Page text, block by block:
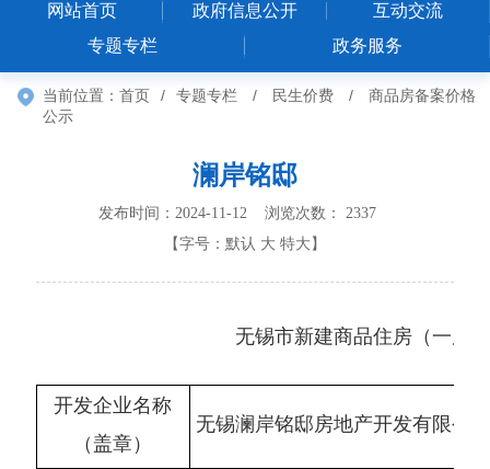
网站首页 政府信息公开
互动交流
专题专栏
政务服务
当前位置： 首页 / 专题专栏 / 民生价费 /
商品房备案价格
公示
澜岸铭邸
发布时间：2024-11-12 浏览次数：2337
【字号： 默认 大 特大 】
无锡市新建商品住房（一房
开发企业名称
（盖章）
无锡澜岸铭邸房地产开发有限公司